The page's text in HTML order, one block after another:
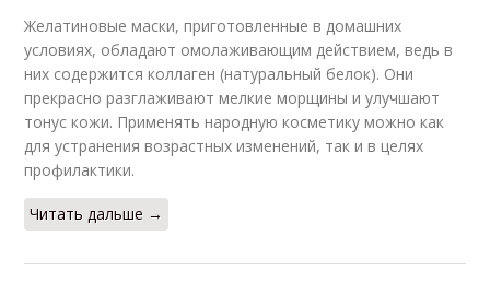
Желатиновые маски, приготовленные в домашних
условиях, обладают омолаживающим действием, ведь в
них содержится коллаген (натуральный белок). Они
прекрасно разглаживают мелкие морщины и улучшают
тонус кожи. Применять народную косметику можно как
для устранения возрастных изменений, так и в целях
профилактики.
Читать дальше →